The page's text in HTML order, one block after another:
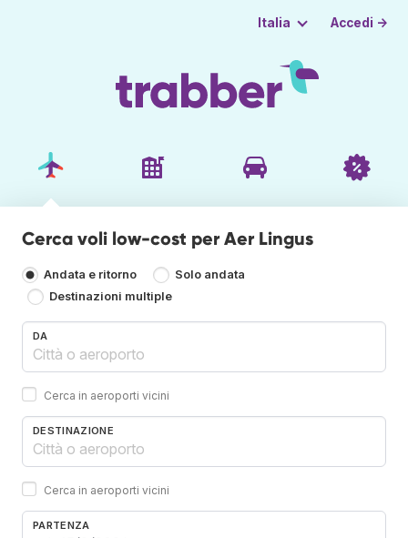
Italia Accedi →
Cerca voli low-cost per Aer Lingus
Andata e ritorno
Solo andata
Destinazioni multiple
DA
Cerca in aeroporti vicini
DESTINAZIONE
Cerca in aeroporti vicini
PARTENZA